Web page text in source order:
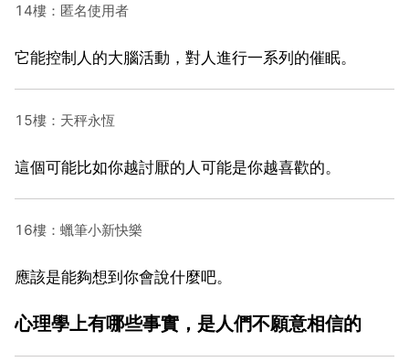
14樓：匿名使用者
它能控制人的大腦活動，對人進行一系列的催眠。
15樓：天秤永恆
這個可能比如你越討厭的人可能是你越喜歡的。
16樓：蠟筆小新快樂
應該是能夠想到你會說什麼吧。
心理學上有哪些事實，是人們不願意相信的